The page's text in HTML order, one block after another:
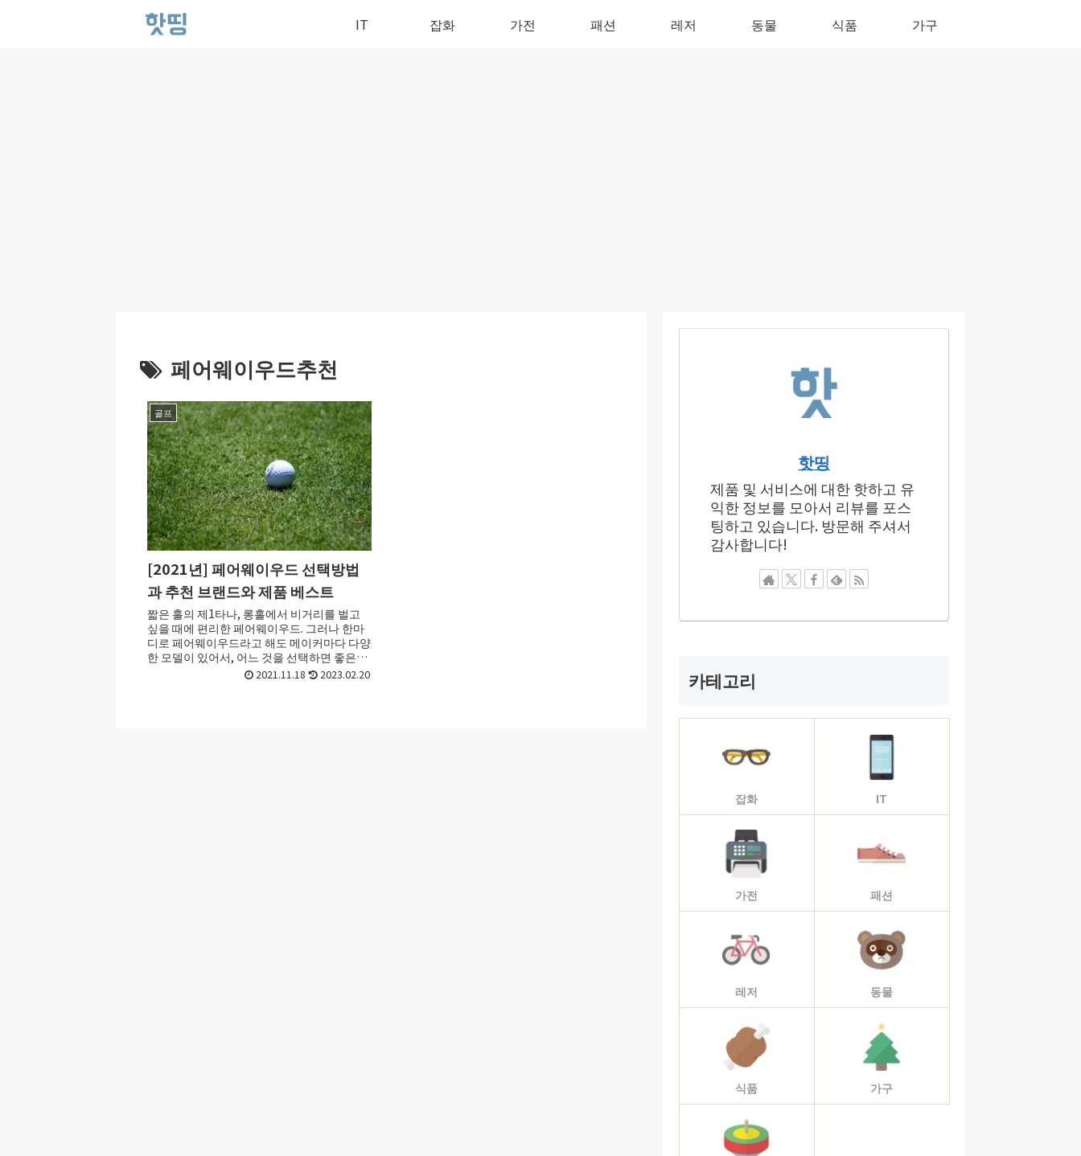
IT 잡화 가전 패션 레저 동물 식품 가구
페어웨이우드추천
골프
[2021년] 페어웨이우드 선택방법
과 추천 브랜드와 제품 베스트
짧은 홀의 제1타나, 롱홀에서 비거리를 벌고
싶을 때에 편리한 페어웨이우드. 그러나 한마
디로 페어웨이우드라고 해도 메이커마다 다양
한 모델이 있어서, 어느 것을 선택하면 좋은지
잘 모를 때가 있습니다. 그래서 이번에는...
2021.11.18 2023.02.20
핫띵
제품 및 서비스에 대한 핫하고 유
익한 정보를 모아서 리뷰를 포스
팅하고 있습니다. 방문해 주셔서
감사합니다!
카테고리
잡화 IT
가전 패션
레저 동물
식품 가구